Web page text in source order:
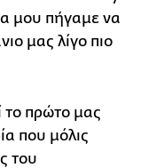
μου πήγαμε να
μας λίγο πιο
το πρώτο μας
που μόλις
του